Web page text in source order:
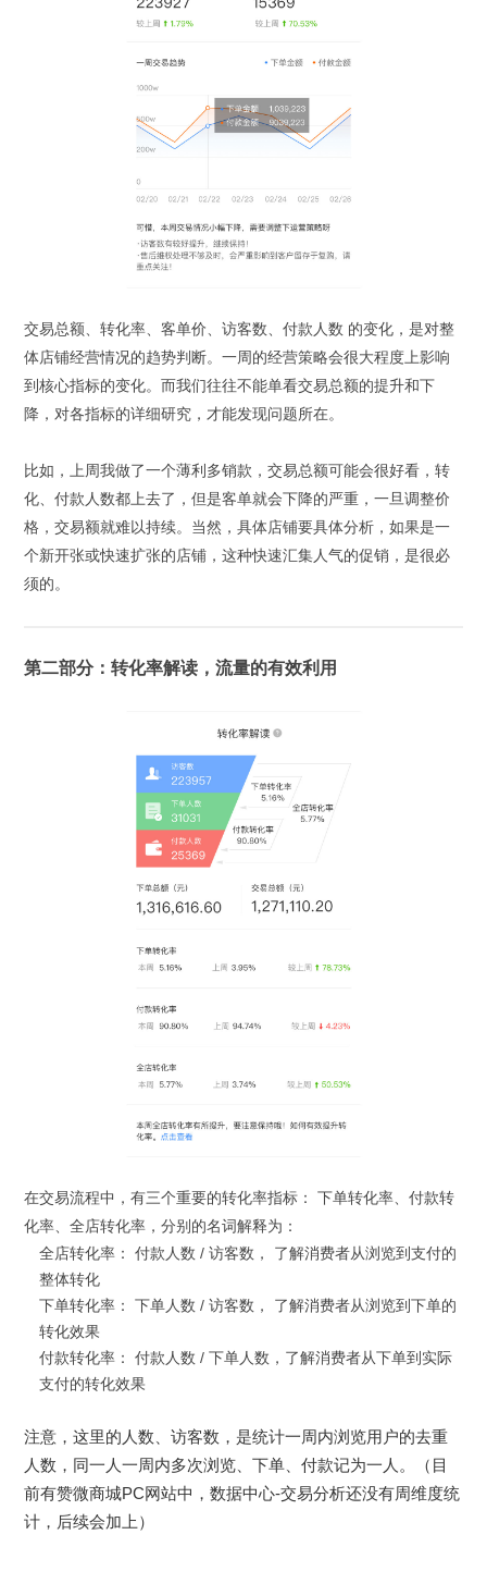
交易总额、转化率、客单价、访客数、付款人数 的变化，是对整
体店铺经营情况的趋势判断。一周的经营策略会很大程度上影响
到核心指标的变化。而我们往往不能单看交易总额的提升和下
降，对各指标的详细研究，才能发现问题所在。
比如，上周我做了一个薄利多销款，交易总额可能会很好看，转
化、付款人数都上去了，但是客单就会下降的严重，一旦调整价
格，交易额就难以持续。当然，具体店铺要具体分析，如果是一
个新开张或快速扩张的店铺，这种快速汇集人气的促销，是很必
须的。
第二部分：转化率解读，流量的有效利用
在交易流程中，有三个重要的转化率指标： 下单转化率、付款转
化率、全店转化率，分别的名词解释为：
全店转化率： 付款人数 / 访客数， 了解消费者从浏览到支付的
整体转化
下单转化率： 下单人数 / 访客数， 了解消费者从浏览到下单的
转化效果
付款转化率： 付款人数 / 下单人数，了解消费者从下单到实际
支付的转化效果
注意，这里的人数、访客数，是统计一周内浏览用户的去重
人数，同一人一周内多次浏览、下单、付款记为一人。（目
前有赞微商城PC网站中，数据中心-交易分析还没有周维度统
计，后续会加上）